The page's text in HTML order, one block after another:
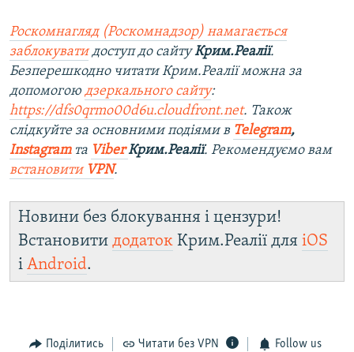
Роскомнагляд (Роскомнадзор) намагається
заблокуватидоступ до сайтуКрим.Реалії.
Безперешкодно читати Крим.Реалії можна за
допомогою дзеркального сайту:
https://dfs0qrmo00d6u.cloudfront.net. Також
слідкуйте за основними подіями в Telegram,
Instagramта ViberКрим.Реалії. Рекомендуємо вам
встановити VPN.
Новини без блокування і цензури!
Встановити додаток Крим.Реалії для iOS
і Android.
Поділитись Читати без VPN Follow us